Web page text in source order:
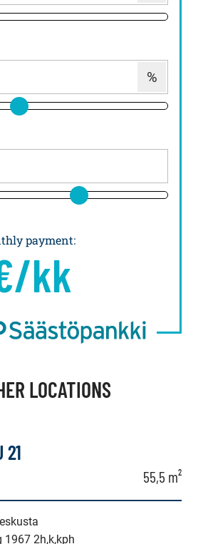
payment:
kk
LOCATIONS
21
55,5 m²
2h,k,kph